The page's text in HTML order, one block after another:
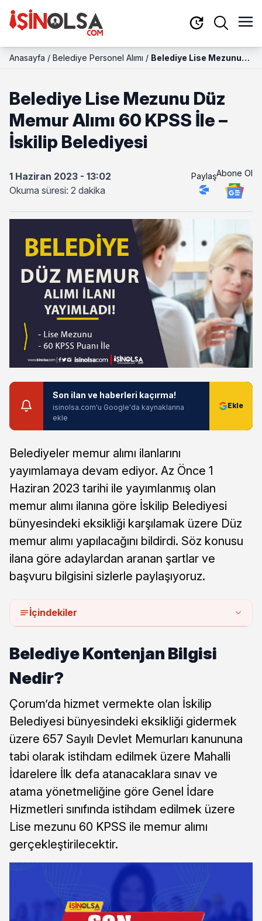
Anasayfa / Belediye Personel Alımı / Belediye Lise Mezunu
Belediyesi
Belediye Lise Mezunu Düz
Memur Alımı 60 KPSS İle –
İskilip Belediyesi
1 Haziran 2023 - 13:02
Okuma süresi: 2 dakika
PaylaşAbone Ol
Son ilan ve haberleri kaçırma!
isinolsa.com'u Google'da kaynaklarına
ekle
Belediyeler memur alımı ilanlarını
yayımlamaya devam ediyor. Az Önce 1
Haziran 2023 tarihi ile yayımlanmış olan
memur alımı ilanına göre İskilip Belediyesi
bünyesindeki eksikliği karşılamak üzere Düz
memur alımı yapılacağını bildirdi. Söz konusu
ilana göre adaylardan aranan şartlar ve
başvuru bilgisini sizlerle paylaşıyoruz.
İçindekiler
Belediye Kontenjan Bilgisi
Nedir?
Çorum’da hizmet vermekte olan İskilip
Belediyesi bünyesindeki eksikliği gidermek
üzere 657 Sayılı Devlet Memurları kanununa
tabi olarak istihdam edilmek üzere Mahalli
İdarelere İlk defa atanacaklara sınav ve
atama yönetmeliğine göre Genel İdare
Hizmetleri sınıfında istihdam edilmek üzere
Lise mezunu 60 KPSS ile memur alımı
gerçekleştirilecektir.